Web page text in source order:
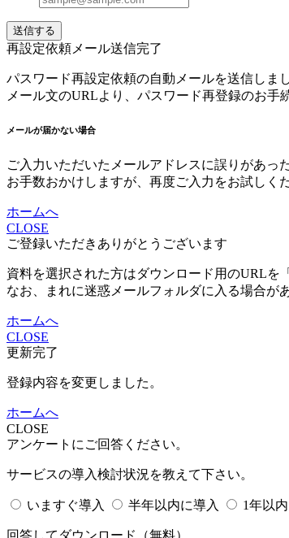
送信する
再設定依頼メール送信完了
パスワード再設定依頼の自動メールを送信しまし
メール文のURLより、パスワード再登録のお手
メールが届かない場合
ご入力いただいたメールアドレスに誤りがあっ
お手数おかけしますが、再度ご入力をお試しく
ホームへ
CLOSE
ご登録いただきありがとうございます
資料を選択された方はダウンロード用のURLを
なお、まれに迷惑メールフォルダに入る場合が
ホームへ
CLOSE
更新完了
登録内容を変更しました。
ホームへ
CLOSE
アンケートにご回答ください。
サービスの導入検討状況を教えて下さい。
いますぐ導入 半年以内に導入 1年以